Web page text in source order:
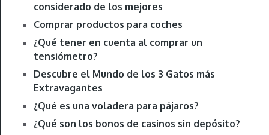
considerado de los mejores
Comprar productos para coches
¿Qué tener en cuenta al comprar un
tensiómetro?
Descubre el Mundo de los 3 Gatos más
Extravagantes
¿Qué es una voladera para pájaros?
¿Qué son los bonos de casinos sin depósito?